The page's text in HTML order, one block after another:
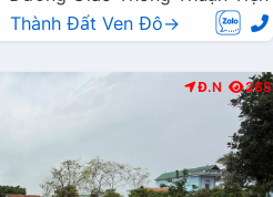
Thành Đất Ven Đô→
Đ.N 265